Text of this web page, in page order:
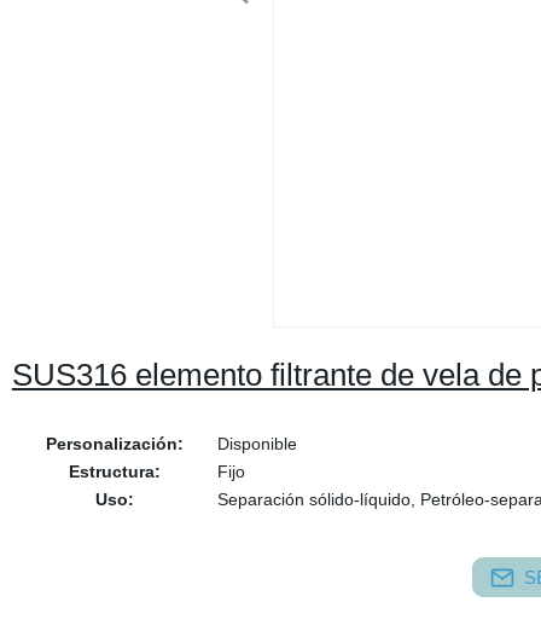
SUS316 elemento filtrante de vela de
Personalización:
Disponible
Estructura:
Fijo
Uso:
Separación sólido-líquido, Petróleo-